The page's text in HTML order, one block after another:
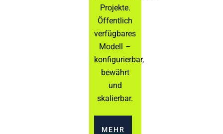
Projekte.
Öffentlich
verfügbares
Modell –
konfigurierbar,
bewährt
und
skalierbar.
MEHR